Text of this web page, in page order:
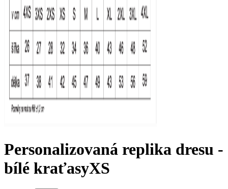
Personalizovaná replika dresu -
bílé kraťasyXS